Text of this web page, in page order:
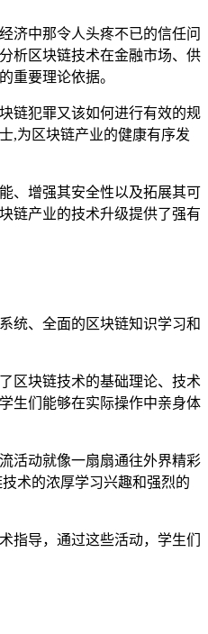
济中那令人头疼不已的信任问
析区块链技术在金融市场、供
重要理论依据。
链犯罪又该如何进行有效的规
,为区块链产业的健康有序发
、增强其安全性以及拓展其可
链产业的技术升级提供了强有
统、全面的区块链知识学习和
区块链技术的基础理论、技术
生们能够在实际操作中亲身体
活动就像一扇扇通往外界精彩
术的浓厚学习兴趣和强烈的
指导，通过这些活动，学生们